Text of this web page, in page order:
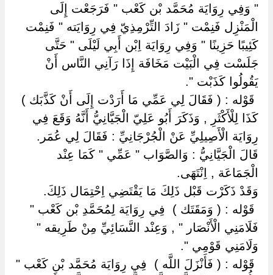
" وَفِي رِوَايَة مُحَمَّد بْن كَعْب " فَرَجَعْت إِلَى
الْمَنْزِل فَنِمْت " زَادَ التِّرْمِذِيّ فِي رِوَايَته " فَنِمْت
كَئِيبًا حَزِينًا " وَفِي رِوَايَة اِبْن أَبِي لَيْلَى " حَتَّى
جَلَسْت فِي الْبَيْت مَخَافَة إِذَا رَآنِي النَّاس أَنْ
يَقُولُوا كَذَبْت ".
‏ ‏قَوْله : ( فَقَالَ لِي عَمِّي مَا أَرَدْت إِلَى أَنْ كَذَّبَك ) ‏
‏كَذَا لِلْأَكْثَرِ , وَذَكَرَ أَبُو عَلِيّ الْجَيَّانِيُّ أَنَّهُ وَقَعَ فِي
رِوَايَة الْأَصِيلِيِّ عَنْ الْجُرْجَانِيِّ : فَقَالَ لِي عُمَر.
قَالَ الْجَيَّانِيُّ : وَالصَّوَاب " عَمِّي " كَمَا عِنْد
الْجَمَاعَة , اِنْتَهَى.
وَقَدْ ذَكَرْت قَبْل ذَلِكَ مَا يَقْتَضِي اِحْتِمَال ذَلِكَ.
‏ ‏قَوْله : ( وَمَقَتَك ) ‏ ‏فِي رِوَايَة لِمُحَمَّدِ بْن كَعْب "
فَلَامَنِي الْأَنْصَار " , وَعِنْد النَّسَائِيِّ مِنْ طَرِيقه "
وَلَامَنِي قَوْمِي ".
‏ ‏قَوْله : ( فَأَنْزَلَ اللَّه ) ‏ ‏فِي رِوَايَة مُحَمَّد بْن كَعْب "